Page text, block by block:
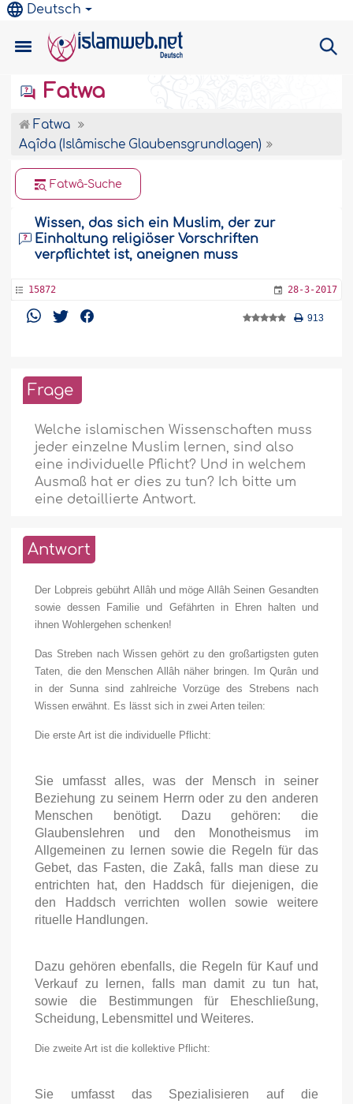
Deutsch
Fatwa
Fatwa
Aqîda (Islâmische Glaubensgrundlagen)
Fatwâ-Suche
Wissen, das sich ein Muslim, der zur
Einhaltung religiöser Vorschriften
verpflichtet ist, aneignen muss
15872 28-3-2017
913
Frage
Welche islamischen Wissenschaften muss
jeder einzelne Muslim lernen, sind also
eine individuelle Pflicht? Und in welchem
Ausmaß hat er dies zu tun? Ich bitte um
eine detaillierte Antwort.
Antwort
Der Lobpreis gebührt Allâh und möge Allâh Seinen Gesandten
sowie dessen Familie und Gefährten in Ehren halten und
ihnen Wohlergehen schenken!
Das Streben nach Wissen gehört zu den großartigsten guten
Taten, die den Menschen Allâh näher bringen. Im Qurân und
in der Sunna sind zahlreiche Vorzüge des Strebens nach
Wissen erwähnt. Es lässt sich in zwei Arten teilen:
Die erste Art ist die individuelle Pflicht:
Sie umfasst alles, was der Mensch in seiner
Beziehung zu seinem Herrn oder zu den anderen
Menschen benötigt. Dazu gehören: die
Glaubenslehren und den Monotheismus im
Allgemeinen zu lernen sowie die Regeln für das
Gebet, das Fasten, die Zakâ, falls man diese zu
entrichten hat, den Haddsch für diejenigen, die
den Haddsch verrichten wollen sowie weitere
rituelle Handlungen.
Dazu gehören ebenfalls, die Regeln für Kauf und
Verkauf zu lernen, falls man damit zu tun hat,
sowie die Bestimmungen für Eheschließung,
Scheidung, Lebensmittel und Weiteres.
Die zweite Art ist die kollektive Pflicht:
Sie umfasst das Spezialisieren auf die